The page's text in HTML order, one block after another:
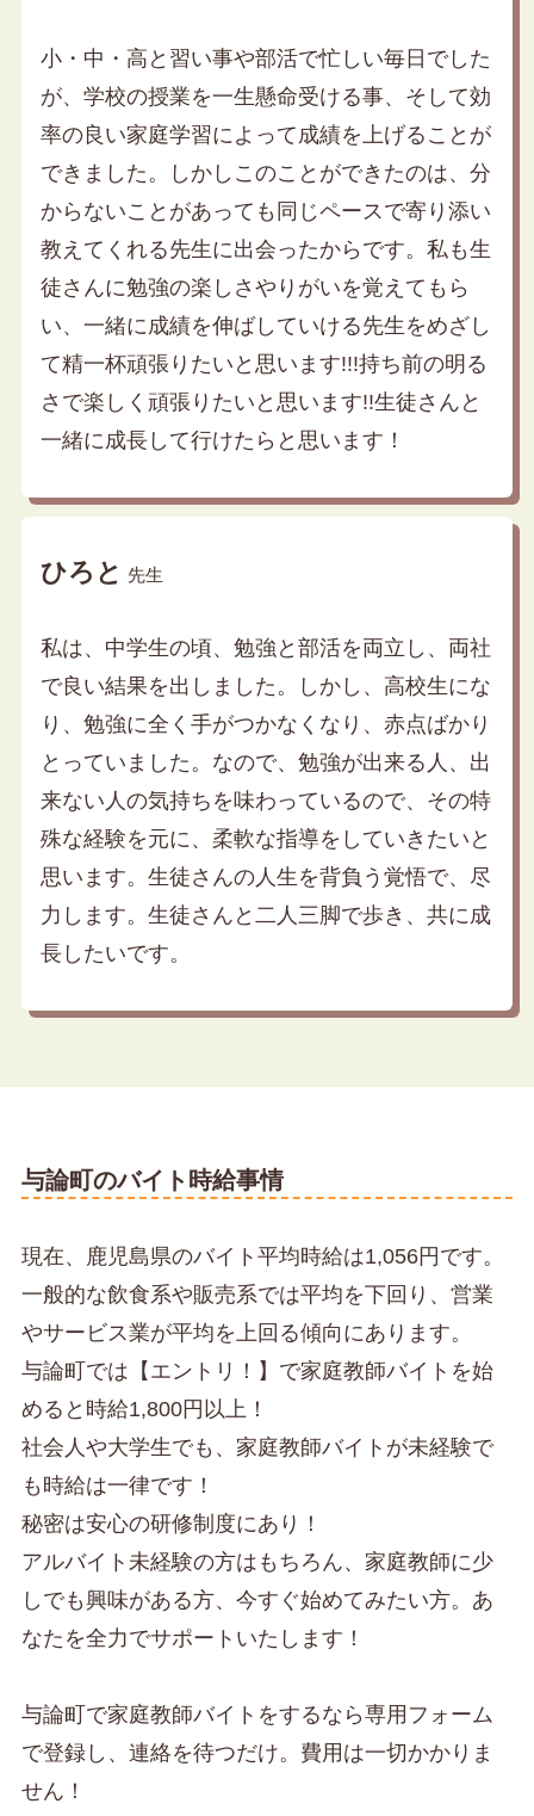
小・中・高と習い事や部活で忙しい毎日でした
が、学校の授業を一生懸命受ける事、そして効
率の良い家庭学習によって成績を上げることが
できました。しかしこのことができたのは、分
からないことがあっても同じペースで寄り添い
教えてくれる先生に出会ったからです。私も生
徒さんに勉強の楽しさやりがいを覚えてもら
い、一緒に成績を伸ばしていける先生をめざし
て精一杯頑張りたいと思います!!!持ち前の明る
さで楽しく頑張りたいと思います!!生徒さんと
一緒に成長して行けたらと思います！
ひろと 先生
私は、中学生の頃、勉強と部活を両立し、両社
で良い結果を出しました。しかし、高校生にな
り、勉強に全く手がつかなくなり、赤点ばかり
とっていました。なので、勉強が出来る人、出
来ない人の気持ちを味わっているので、その特
殊な経験を元に、柔軟な指導をしていきたいと
思います。生徒さんの人生を背負う覚悟で、尽
力します。生徒さんと二人三脚で歩き、共に成
長したいです。
与論町のバイト時給事情
現在、鹿児島県のバイト平均時給は1,056円です。
一般的な飲食系や販売系では平均を下回り、営業
やサービス業が平均を上回る傾向にあります。
与論町では【エントリ！】で家庭教師バイトを始
めると時給1,800円以上！
社会人や大学生でも、家庭教師バイトが未経験で
も時給は一律です！
秘密は安心の研修制度にあり！
アルバイト未経験の方はもちろん、家庭教師に少
しでも興味がある方、今すぐ始めてみたい方。あ
なたを全力でサポートいたします！
与論町で家庭教師バイトをするなら専用フォーム
で登録し、連絡を待つだけ。費用は一切かかりま
せん！